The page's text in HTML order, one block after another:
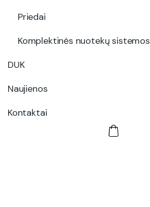
Priedai
Komplektinės nuotekų sistemos
DUK
Naujienos
Kontaktai